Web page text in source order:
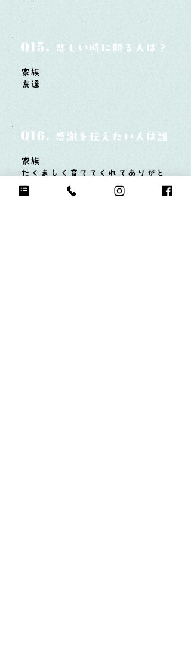
Q15. 悲しい時に頼る人は？
家族
友達
Q16. 感謝を伝えたい人は誰？
家族
たくましく育ててくれてありがと
う